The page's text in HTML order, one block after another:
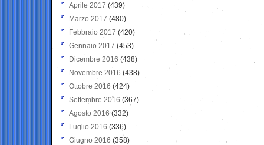
Aprile 2017 (439)
Marzo 2017 (480)
Febbraio 2017 (420)
Gennaio 2017 (453)
Dicembre 2016 (438)
Novembre 2016 (438)
Ottobre 2016 (424)
Settembre 2016 (367)
Agosto 2016 (332)
Luglio 2016 (336)
Giugno 2016 (358)